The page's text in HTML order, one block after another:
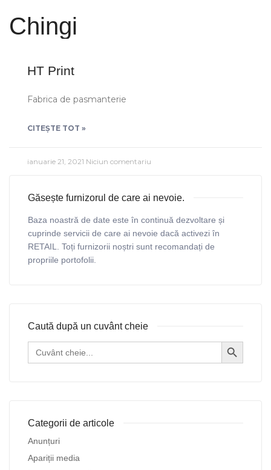
Chingi
HT Print
Fabrica de pasmanterie
CITEȘTE TOT »
ianuarie 21, 2021 Niciun comentariu
Găsește furnizorul de care ai nevoie.
Baza noastră de date este în continuă dezvoltare și
cuprinde servicii de care ai nevoie dacă activezi în
RETAIL. Toți furnizorii noștri sunt recomandați de
propriile portofolii.
Caută după un cuvânt cheie
Search
for:
Search Button
Categorii de articole
Anunțuri
Apariții media